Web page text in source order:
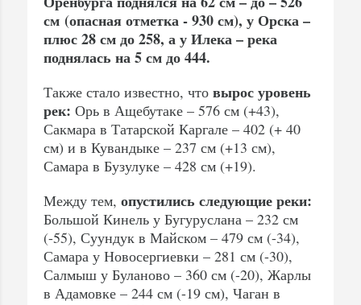
см (опасная отметка - 930 см), у Орска –
плюс 28 см до 258, а у Илека – река
поднялась на 5 см до 444.
Также стало известно, что вырос уровень
рек: Орь в Ащебутаке – 576 см (+43),
Сакмара в Татарской Каргале – 402 (+ 40
см) и в Кувандыке – 237 см (+13 см),
Самара в Бузулуке – 428 см (+19).
Между тем, опустились следующие реки:
Большой Кинель у Бугуруслана – 232 см
(-55), Суундук в Майском – 479 см (-34),
Самара у Новосергиевки – 281 см (-30),
Салмыш у Буланово – 360 см (-20), Жарлы
в Адамовке – 244 см (-19 см), Чаган в